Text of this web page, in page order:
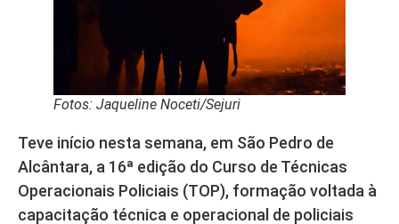
Fotos: Jaqueline Noceti/Sejuri
Teve início nesta semana, em São Pedro de
Alcântara, a 16ª edição do Curso de Técnicas
Operacionais Policiais (TOP), formação voltada à
capacitação técnica e operacional de policiais